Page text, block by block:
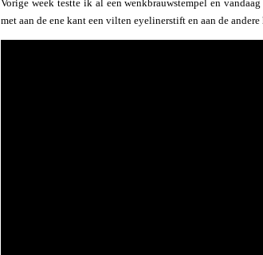
Vorige week testte ik al een wenkbrauwstempel en
met aan de ene kant een vilten eyelinerstift en aan de